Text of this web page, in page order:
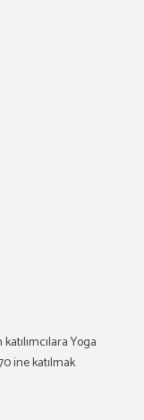
Yoga
ine katılmak